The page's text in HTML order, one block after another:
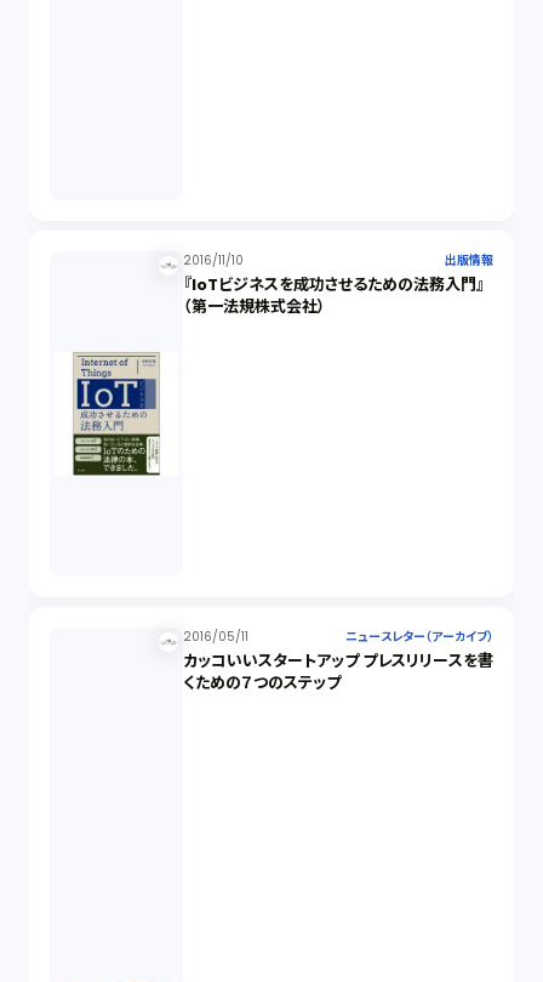
2016/11/10 出版情報
『IoTビジネスを成功させるための法務入門』
（第一法規株式会社）
2016/05/11 ニュースレター（アーカイブ）
カッコいいスタートアップ プレスリリースを書
くための７つのステップ